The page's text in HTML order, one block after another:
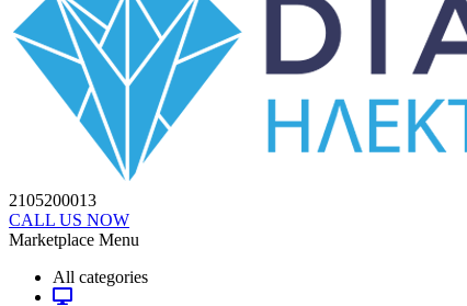
2105200013
CALL US NOW
Marketplace Menu
All categories